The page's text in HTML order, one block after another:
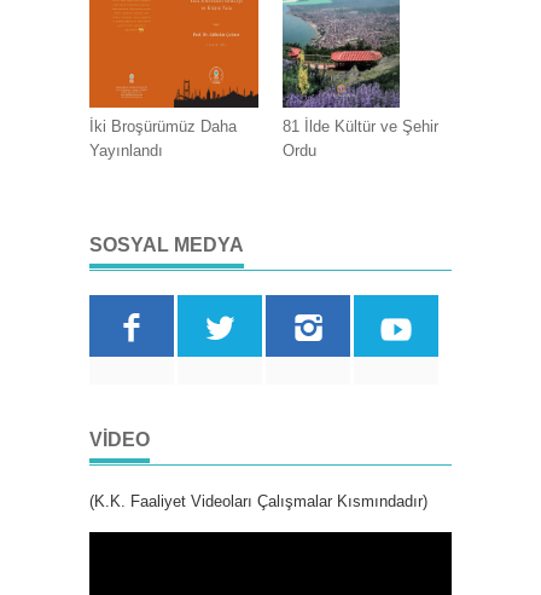
İki Broşürümüz Daha
Yayınlandı
81 İlde Kültür ve Şehir
Ordu
SOSYAL MEDYA
VIDEO
(K.K. Faaliyet Videoları Çalışmalar Kısmındadır)